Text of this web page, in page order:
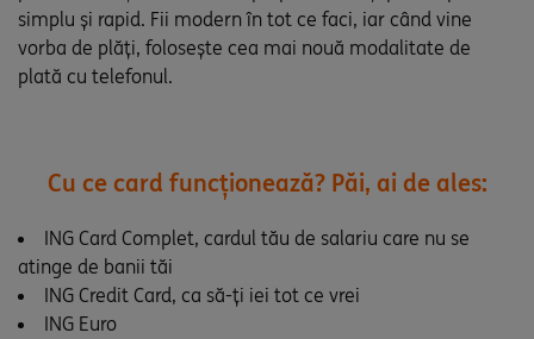
simplu și rapid. Fii modern în tot ce faci, iar când vine
vorba de plăți, folosește cea mai nouă modalitate de
plată cu telefonul.
Cu ce card funcționează? Păi, ai de ales:
ING Card Complet, cardul tău de salariu care nu se
atinge de banii tăi
ING Credit Card, ca să-ți iei tot ce vrei
ING Euro